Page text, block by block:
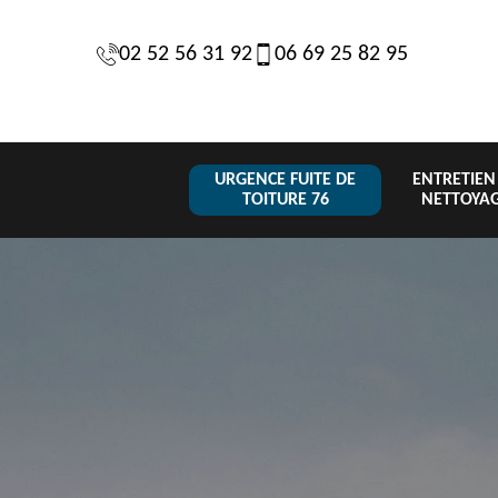
02 52 56 31 92 06 69 25 82 95
URGENCE FUITE DE
TOITURE 76
de